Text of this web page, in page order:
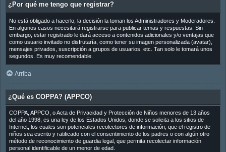
¿Por qué me tengo que registrar?
No está obligado a hacerlo, la decisión la toman los Administradores y Moderadores.
En algunos casos necesitará registrarse para publicar temas y respuestas. Sin
embargo, estar registrado le dará acceso a contenidos adicionales y/o ventajas que
como usuario invitado no disfrutaría, como tener su imagen personalizada (avatar),
mensajes privados, suscripción a grupos de usuarios, etc. Tan solo le tomará unos
segundos. Es muy recomendable.
Arriba
¿Qué es COPPA? (APPCO)
COPPA, APPCO, o Acta de Privacidad y Protección de Niños menores de 13 años
del año 1998, es una ley de los Estados Unidos, donde se solicita a los sitios de
Internet, los cuales son potenciales recolectores de información, que el registro de
niños sea escrito y ratificado con el consentimiento de los padres o con algún otro
método de reconocimiento de guardia legal, que permita recolectar información
personal identificable de un menor de edad.